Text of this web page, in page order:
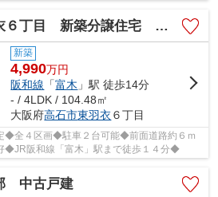
丁目 新築分譲住宅 全４区画
新築
4,990万円
阪和線 「富木 」駅 徒歩14分
- / 4LDK / 104.48㎡
大阪府高石市東羽衣６丁目
◆全４区画◆駐車２台可能◆前面道路約６ｍ
◆JR阪和線「富木」駅まで徒歩１４分◆
中古戸建